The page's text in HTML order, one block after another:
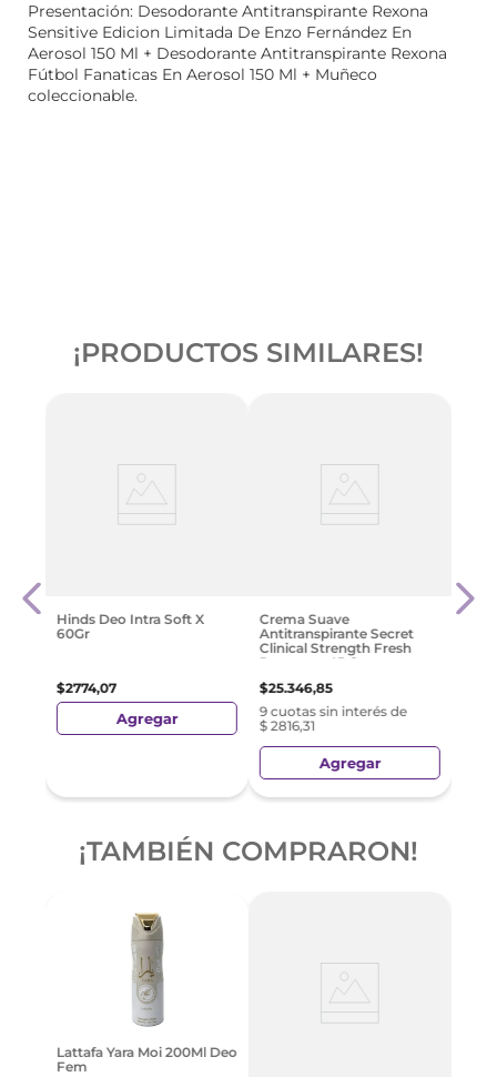
Presentación: Desodorante Antitranspirante Rexona
Sensitive Edicion Limitada De Enzo Fernández En
Aerosol 150 Ml + Desodorante Antitranspirante Rexona
Fútbol Fanaticas En Aerosol 150 Ml + Muñeco
coleccionable.
¡PRODUCTOS SIMILARES!
Hinds Deo Intra Soft X
60Gr
$2774,07
Agregar
Crema Suave
Antitranspirante Secret
Clinical Strength Fresh
Response 45 G
$25.346,85
9 cuotas sin interés de
$ 2816,31
Agregar
$
¡TAMBIÉN COMPRARON!
Lattafa Yara Moi 200Ml Deo
Fem